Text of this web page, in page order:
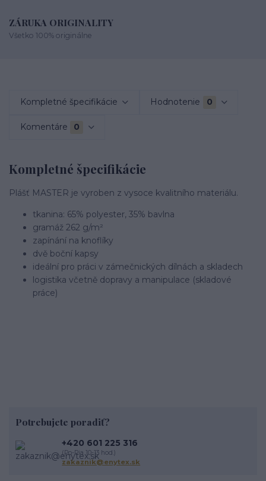
ZÁRUKA ORIGINALITY
Všetko 100% originálne
Kompletné špecifikácie Hodnotenie 0
Komentáre 0
Kompletné špecifikácie
Plášť MASTER je vyroben z vysoce kvalitního materiálu.
tkanina: 65% polyester, 35% bavlna
gramáž 262 g/m²
zapínání na knoflíky
dvě boční kapsy
ideální pro práci v zámečnických dílnách a skladech
logistika včetně dopravy a manipulace (skladové
práce)
Potrebujete poradiť?
+420 601 225 316
(Po-Pia 10-13 hod.)
zakaznik@enytex.sk